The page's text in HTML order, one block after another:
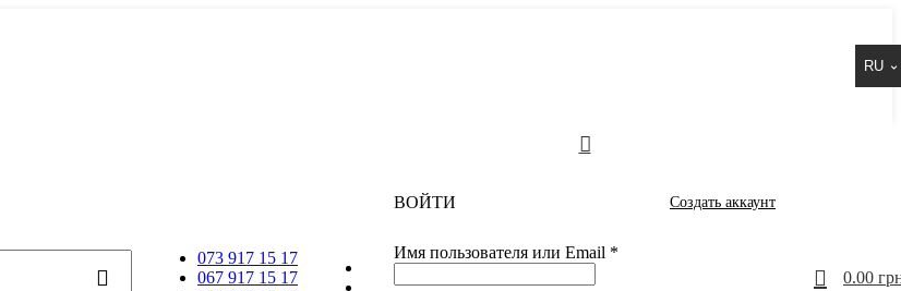
RU
073 917 15 17
067 917 15 17
ВОЙТИ Создать аккаунт
Имя пользователя или Email *
0.00